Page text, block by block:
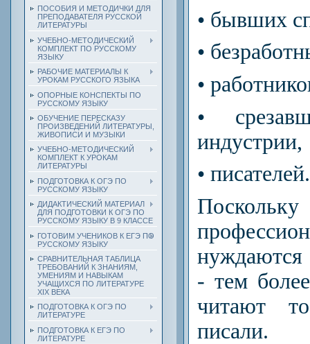
ПОСОБИЯ И МЕТОДИЧКИ ДЛЯ
ПРЕПОДАВАТЕЛЯ РУССКОЙ
ЛИТЕРАТУРЫ
УЧЕБНО-МЕТОДИЧЕСКИЙ
КОМПЛЕКТ ПО РУССКОМУ
ЯЗЫКУ
РАБОЧИЕ МАТЕРИАЛЫ К
УРОКАМ РУССКОГО ЯЗЫКА
ОПОРНЫЕ КОНСПЕКТЫ ПО
РУССКОМУ ЯЗЫКУ
ОБУЧЕНИЕ ПЕРЕСКАЗУ
ПРОИЗВЕДЕНИЙ ЛИТЕРАТУРЫ,
ЖИВОПИСИ И МУЗЫКИ
УЧЕБНО-МЕТОДИЧЕСКИЙ
КОМПЛЕКТ К УРОКАМ
ЛИТЕРАТУРЫ
ПОДГОТОВКА К ОГЭ ПО
РУССКОМУ ЯЗЫКУ
ДИДАКТИЧЕСКИЙ МАТЕРИАЛ
ДЛЯ ПОДГОТОВКИ К ОГЭ ПО
РУССКОМУ ЯЗЫКУ В 9 КЛАССЕ
ГОТОВИМ УЧЕНИКОВ К ЕГЭ ПО
РУССКОМУ ЯЗЫКУ
СРАВНИТЕЛЬНАЯ ТАБЛИЦА
ТРЕБОВАНИЙ К ЗНАНИЯМ,
УМЕНИЯМ И НАВЫКАМ
УЧАЩИХСЯ ПО ЛИТЕРАТУРЕ
ХIХ ВЕКА
ПОДГОТОВКА К ОГЭ ПО
ЛИТЕРАТУРЕ
ПОДГОТОВКА К ЕГЭ ПО
ЛИТЕРАТУРЕ
• бывших
•
•
•
индустрии,
• писателей.
- тем
читают
писали.